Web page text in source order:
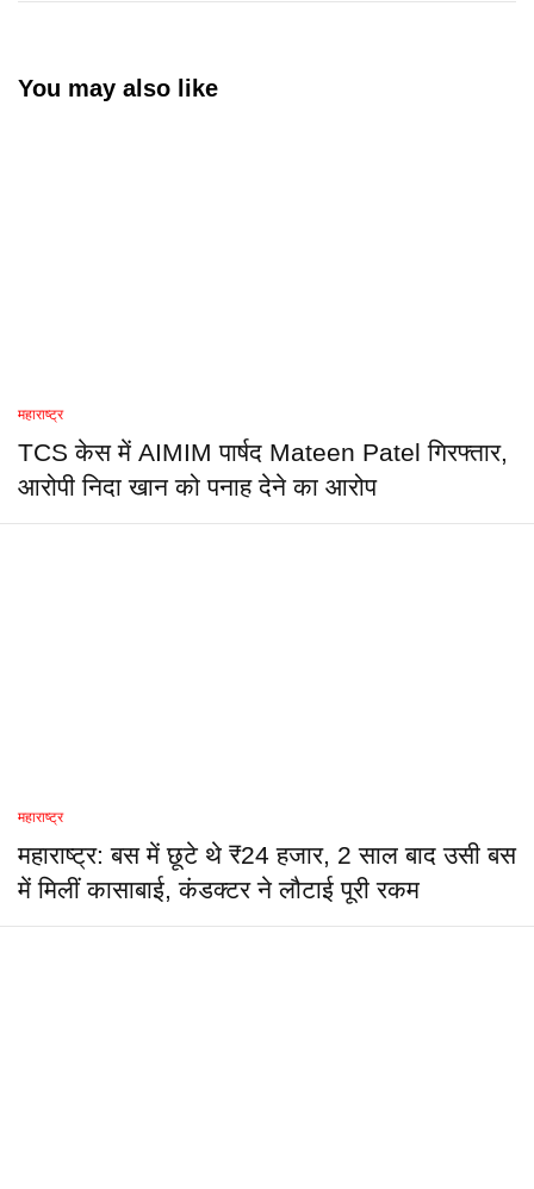
You may also like
महाराष्ट्र
TCS केस में AIMIM पार्षद Mateen Patel गिरफ्तार,
आरोपी निदा खान को पनाह देने का आरोप
महाराष्ट्र
महाराष्ट्र: बस में छूटे थे ₹24 हजार, 2 साल बाद उसी बस
में मिलीं कासाबाई, कंडक्टर ने लौटाई पूरी रकम